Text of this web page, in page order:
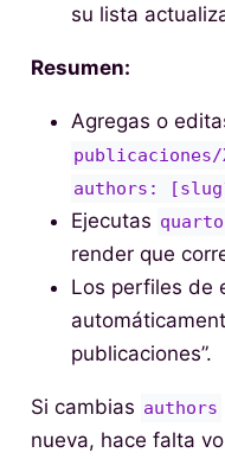
su lista
Resumen:
Agregas o
publicaciones/
authors:
Ejecutas
render que
Los perfiles de
publicaciones”.
Si cambias authors
nueva, hace falta